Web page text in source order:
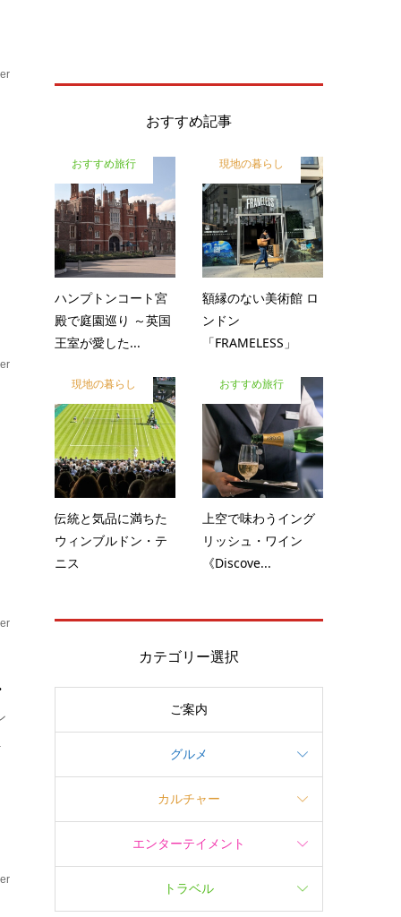
おすすめ記事
おすすめ旅行
ハンプトンコート宮
殿で庭園巡り ～英国
王室が愛した...
現地の暮らし
額縁のない美術館 ロ
ンドン
「FRAMELESS」
現地の暮らし
伝統と気品に満ちた
ウィンブルドン・テ
ニス
おすすめ旅行
上空で味わうイング
リッシュ・ワイン
《Discove...
カテゴリー選択
ご案内
グルメ
カルチャー
エンターテイメント
トラベル